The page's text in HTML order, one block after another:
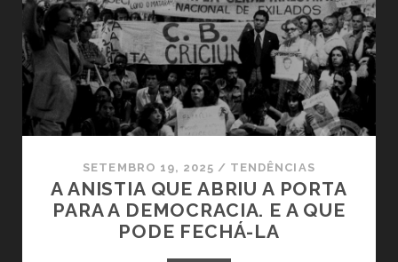
QUE
PAÍS
A
DITADURA
ENTREGOU
À
DEMOCRACIA?
SETEMBRO 19, 2025 / TENDÊNCIAS
A ANISTIA QUE ABRIU A PORTA
PARA A DEMOCRACIA. E A QUE
PODE FECHÁ-LA